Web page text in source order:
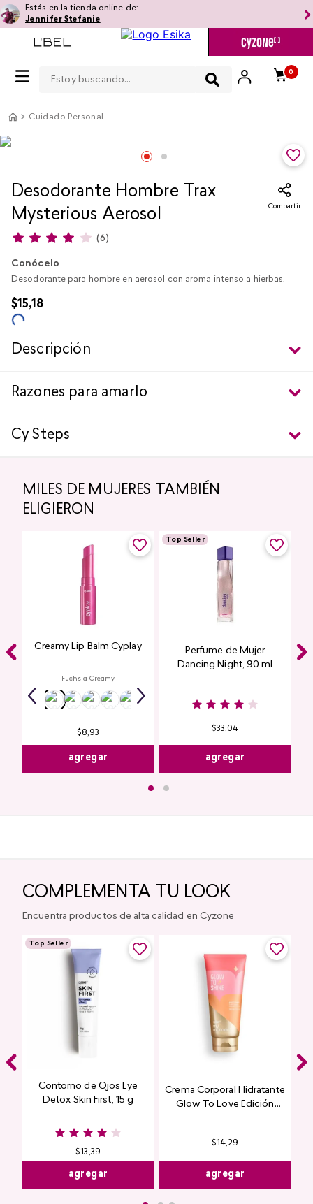
Estás en la tienda online de:
Jennifer Stefanie
0
Cuidado Personal
Desodorante Hombre Trax
Mysterious Aerosol
Compartir
(6)
Conócelo
Desodorante para hombre en aerosol con aroma intenso a hierbas.
$15,18
Descripción
Razones para amarlo
Cy Steps
MILES DE MUJERES TAMBIÉN
ELIGIERON
Creamy Lip Balm Cyplay
Fuchsia Creamy
$8,93
agregar
Top Seller
Perfume de Mujer
Dancing Night, 90 ml
$33,04
agregar
COMPLEMENTA TU LOOK
Encuentra productos de alta calidad en Cyzone
Top Seller
Contorno de Ojos Eye
Detox Skin First, 15 g
$13,39
agregar
Crema Corporal Hidratante
Glow To Love Edición
$14,29
agregar